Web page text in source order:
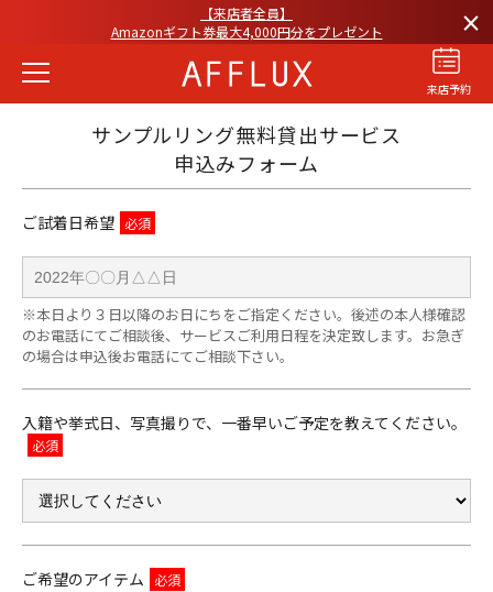
【来店者全員】
Amazonギフト券最大4,000円分をプレゼント
×
来店予約
商品カテゴリ
ショップ
AFFLUXの永久保証®
無限大のオーダーメイド
AFFLUXダイヤモンド
サービス
サンプルリング無料貸出サービス
申込みフォーム
ご試着日希望
※本日より３日以降のお日にちをご指定ください。後述の本人様確認
のお電話にてご相談後、サービスご利用日程を決定致します。お急ぎ
の場合は申込後お電話にてご相談下さい。
入籍や挙式日、写真撮りで、一番早いご予定を教えてください。
ご希望のアイテム